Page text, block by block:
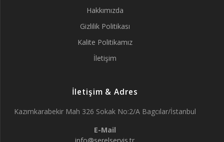
Hakkımızda
Gizlilik Politikası
Kalite Politikamız
İletişim
İletişim & Adres
Kazımkarabekir Mah 326 Sokak No:2/A Bagcılar/İstanbul
E-Mail